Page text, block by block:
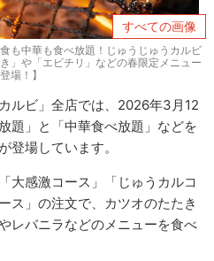
すべての画像
も中華も食べ放題！じゅうじゅうカルビ
」や「エビチリ」などの春限定メニュー
場！】
ルビ」全店では、2026年3月12
題」と「中華食べ放題」などを
登場しています。
大感激コース」「じゅうカルコ
ス」の注文で、カツオのたたき
レバニラなどのメニューを食べ